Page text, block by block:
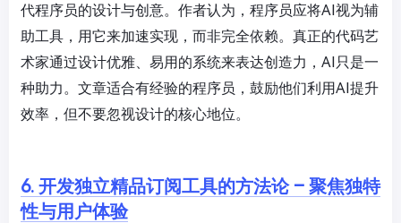
代程序员的设计与创意。作者认为，程序员应将AI视为辅
助工具，用它来加速实现，而非完全依赖。真正的代码艺
术家通过设计优雅、易用的系统来表达创造力，AI只是一
种助力。文章适合有经验的程序员，鼓励他们利用AI提升
效率，但不要忽视设计的核心地位。
6. 开发独立精品订阅工具的方法论 – 聚焦独特
性与用户体验